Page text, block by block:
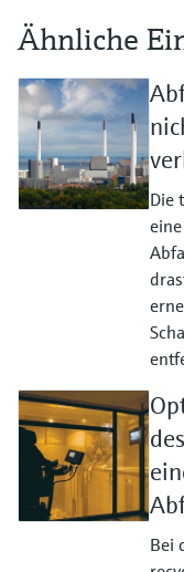
Ähnliche
Die
Bei